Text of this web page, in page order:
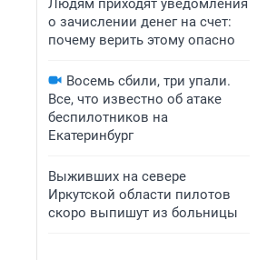
Людям приходят уведомления
о зачислении денег на счет:
почему верить этому опасно
Восемь сбили, три упали.
Все, что известно об атаке
беспилотников на
Екатеринбург
Выживших на севере
Иркутской области пилотов
скоро выпишут из больницы